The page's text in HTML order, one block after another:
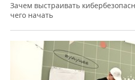
Зачем выстраивать
чего начать